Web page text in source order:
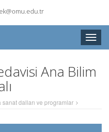
Toggle
Ana Bilim
dalları ve programlar